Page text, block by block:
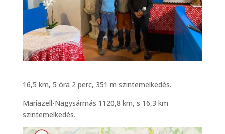
16,5 km, 5 óra 2 perc, 351 m szintemelkedés.
Mariazell-Nagysármás 1120,8 km, s 16,3 km
szintemelkedés.